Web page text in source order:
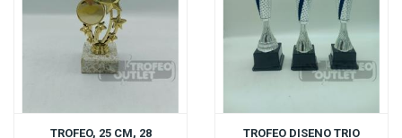
TROFEO, 25 CM, 28
TROFEO DISENO TRIO